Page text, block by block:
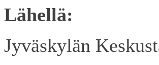
Lähellä:
Jyväskylän